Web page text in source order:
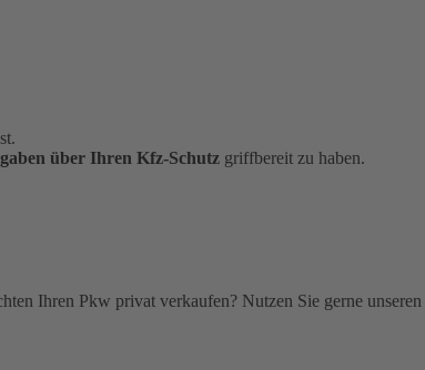
über Ihren Kfz-Schutz griffbereit zu haben.
Ihren Pkw privat verkaufen? Nutzen Sie gerne unseren